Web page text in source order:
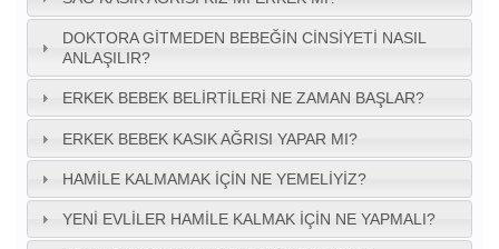
DOKTORA GITMEDEN BEBEĞIN CINSIYETI NASIL
ANLAŞILIR?
ERKEK BEBEK BELIRTILERI NE ZAMAN BAŞLAR?
ERKEK BEBEK KASIK AĞRISI YAPAR MI?
HAMILE KALMAMAK İÇIN NE YEMELIYIZ?
YENI EVLILER HAMILE KALMAK İÇIN NE YAPMALI?